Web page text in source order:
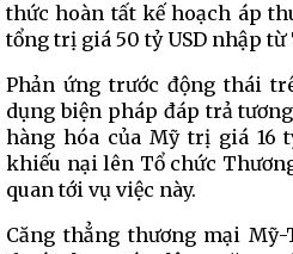
thức hoàn tất kế hoạch áp
tổng trị giá 50 tỷ USD nhập từ
Phản ứng trước động thái
dụng biện pháp đáp trả
hàng hóa của Mỹ trị giá 16
khiếu nại lên Tổ chức
quan tới vụ việc này.
Căng thẳng thương mại